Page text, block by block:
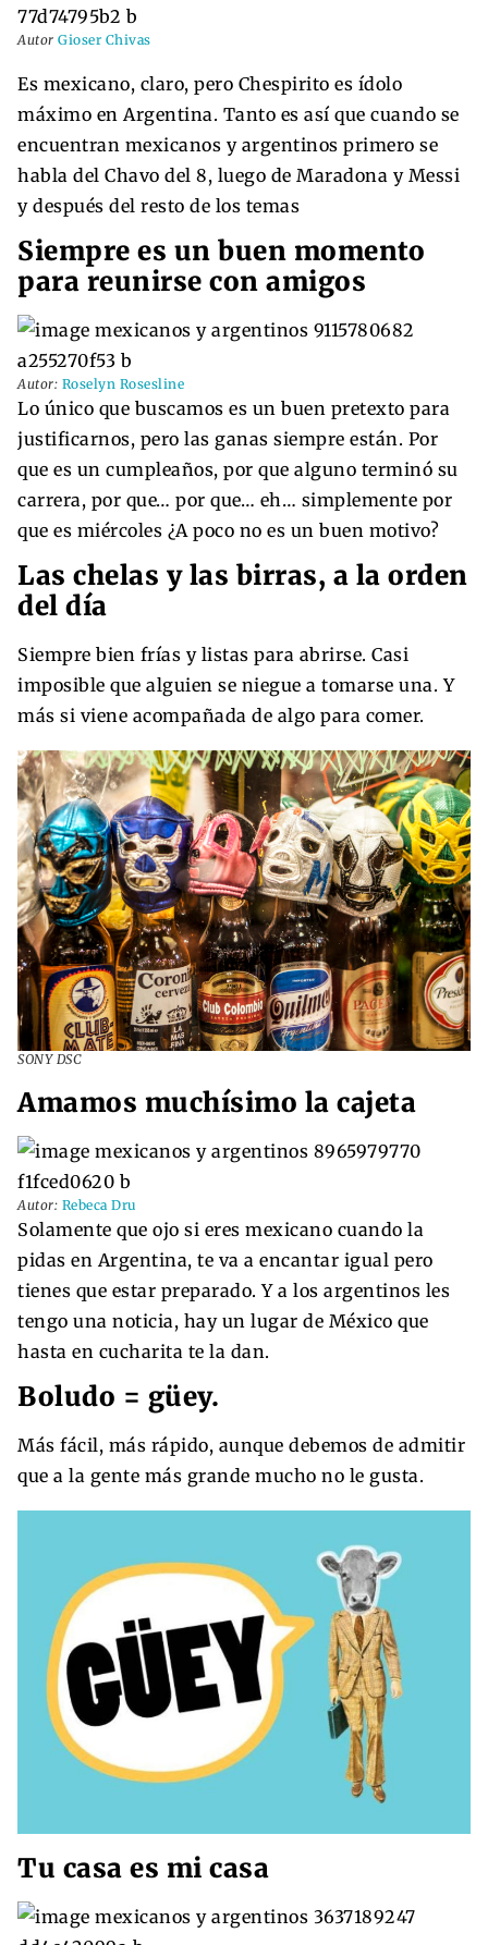
Autor Gioser Chivas
Es mexicano, claro, pero Chespirito es ídolo
máximo en Argentina. Tanto es así que cuando se
encuentran mexicanos y argentinos primero se
habla del Chavo del 8, luego de Maradona y Messi
y después del resto de los temas
Siempre es un buen momento
para reunirse con amigos
Autor: Roselyn Rosesline
Lo único que buscamos es un buen pretexto para
justificarnos, pero las ganas siempre están. Por
que es un cumpleaños, por que alguno terminó su
carrera, por que… por que… eh… simplemente por
que es miércoles ¿A poco no es un buen motivo?
Las chelas y las birras, a la orden
del día
Siempre bien frías y listas para abrirse. Casi
imposible que alguien se niegue a tomarse una. Y
más si viene acompañada de algo para comer.
SONY DSC
Amamos muchísimo la cajeta
Autor: Rebeca Dru
Solamente que ojo si eres mexicano cuando la
pidas en Argentina, te va a encantar igual pero
tienes que estar preparado. Y a los argentinos les
tengo una noticia, hay un lugar de México que
hasta en cucharita te la dan.
Boludo = güey.
Más fácil, más rápido, aunque debemos de admitir
que a la gente más grande mucho no le gusta.
Tu casa es mi casa